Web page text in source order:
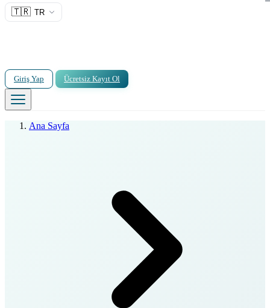
🇹🇷 TR
Giriş Yap Ücretsiz Kayıt Ol
Ana Sayfa